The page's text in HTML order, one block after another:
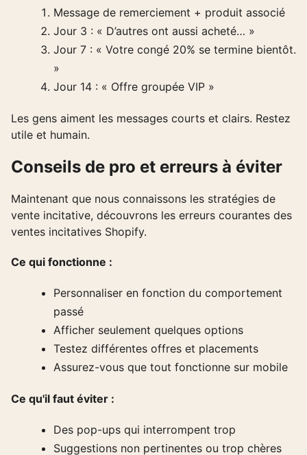
Message de remerciement + produit associé
Jour 3 : « D’autres ont aussi acheté… »
Jour 7 : « Votre congé 20% se termine bientôt.
»
Jour 14 : « Offre groupée VIP »
Les gens aiment les messages courts et clairs. Restez
utile et humain.
Conseils de pro et erreurs à éviter
Maintenant que nous connaissons les stratégies de
vente incitative, découvrons les erreurs courantes des
ventes incitatives Shopify.
Ce qui fonctionne :
Personnaliser en fonction du comportement
passé
Afficher seulement quelques options
Testez différentes offres et placements
Assurez-vous que tout fonctionne sur mobile
Ce qu'il faut éviter :
Des pop-ups qui interrompent trop
Suggestions non pertinentes ou trop chères